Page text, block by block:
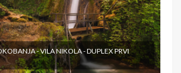
- VILA NIKOLA - DUPLEX PRVI